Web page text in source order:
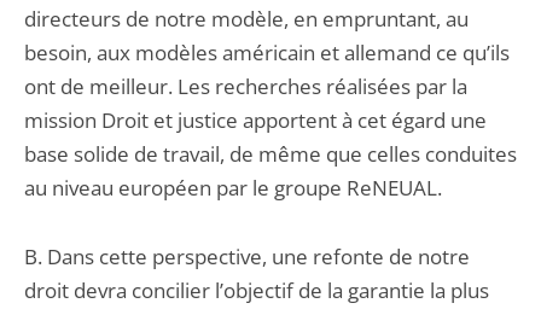
directeurs de notre modèle, en empruntant, au
besoin, aux modèles américain et allemand ce qu’ils
ont de meilleur. Les recherches réalisées par la
mission Droit et justice apportent à cet égard une
base solide de travail, de même que celles conduites
au niveau européen par le groupe ReNEUAL.
B. Dans cette perspective, une refonte de notre
droit devra concilier l’objectif de la garantie la plus